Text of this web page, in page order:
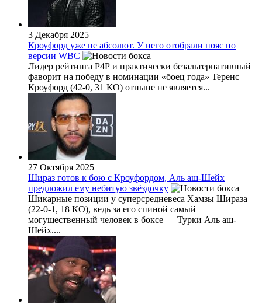
3 Декабря 2025
Кроуфорд уже не абсолют. У него отобрали пояс по
версии WBC
Лидер рейтинга Р4Р и практически безальтернативный
фаворит на победу в номинации «боец года» Теренс
Кроуфорд (42-0, 31 КО) отныне не является...
27 Октября 2025
Шираз готов к бою с Кроуфордом, Аль аш-Шейх
предложил ему небитую звёздочку
Шикарные позиции у суперсредневеса Хамзы Шираза
(22-0-1, 18 КО), ведь за его спиной самый
могущественный человек в боксе — Турки Аль аш-
Шейх....